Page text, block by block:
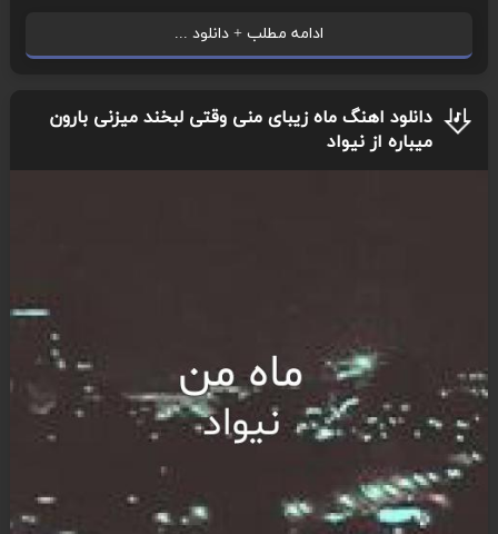
ادامه مطلب + دانلود ...
دانلود اهنگ ماه زیبای منی وقتی لبخند میزنی بارون
میباره از نیواد